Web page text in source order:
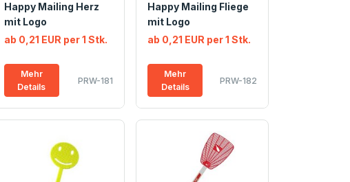
Happy Mailing Herz
mit Logo
ab 0,21 EUR per 1 Stk.
Mehr
Details
PRW-181
Happy Mailing Fliege
mit Logo
ab 0,21 EUR per 1 Stk.
Mehr
Details
PRW-182